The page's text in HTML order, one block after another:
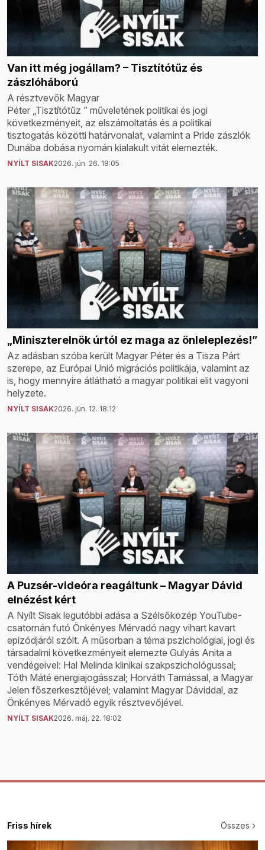
Van itt még jogállam? – Tisztítótűz és
zászlóháború
A résztvevők Magyar
Péter „Tisztítótűz ” műveletének politikai és jogi
következményeit, az elszámoltatás és a politikai
tisztogatás közötti határvonalat, valamint a Pride zászlók
Dunába dobása nyomán kialakult vitát elemezték.
NYÍLT SISAK2026. jún. 26. 18:05
„Miniszterelnök úrtól ez maga az önleleplezés!”
Az adásban szóba került Magyar Péter és a Tisza Párt
szerepe, az Európai Unió migrációs politikája, valamint az
is, hogy mennyire átlátható a magyar politikai elit vagyoni
helyzete.
NYÍLT SISAK2026. jún. 12. 18:12
A Puzsér-videóra reagáltunk – Magyar Dávid
elnézést kért
A Nyílt Sisak legutóbbi adása a Szélsőközép YouTube-
csatornán futó Önkényes Mérvadó nagy vihart kavart
epizódjáról szólt. A műsorban a téma pszichológiai, jogi és
társadalmi következményeit elemezte Gulyás Anita a
vendégeivel: Hal Melinda klinikai szakpszichológussal;
Tóth Máté energiajogásszal; Horváth Tamással, a Magyar
Jelen főszerkesztőjével; valamint Magyar Dáviddal, az
Önkényes Mérvadó egyik résztvevőjével.
NYÍLT SISAK2026. máj. 22. 18:02
Friss hírek Összes